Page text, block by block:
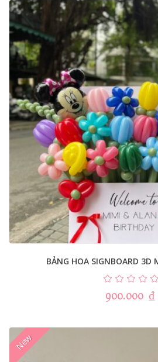
BẢNG HOA SIGNBOARD 3D
900.000 ₫
New